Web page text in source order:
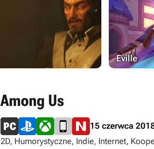
Eville
Among Us
15 czerwca
2D, Humorystyczne, Indie, Internet,